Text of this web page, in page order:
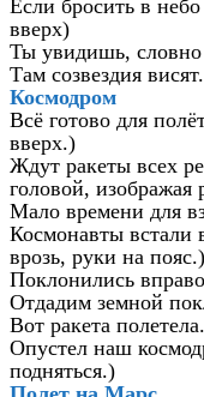
Если бросить в
вверх)
Ты увидишь, словно
Там созвездия
Космодром
Всё готово для
вверх.)
Ждут ракеты всех
головой, изображая
Мало времени для
Космонавты встали
врозь, руки на пояс.)
Поклонились
Отдадим земной
Вот ракета
Опустел наш
подняться.)